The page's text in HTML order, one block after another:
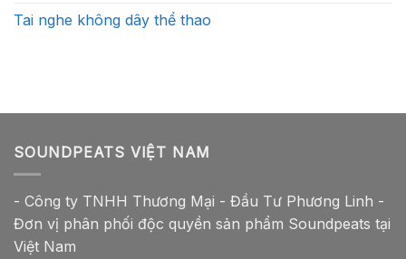
Tai nghe không dây thể thao
SOUNDPEATS VIỆT NAM
- Công ty TNHH Thương Mại - Đầu Tư Phương Linh -
Đơn vị phân phối độc quyền sản phẩm Soundpeats tại
Việt Nam